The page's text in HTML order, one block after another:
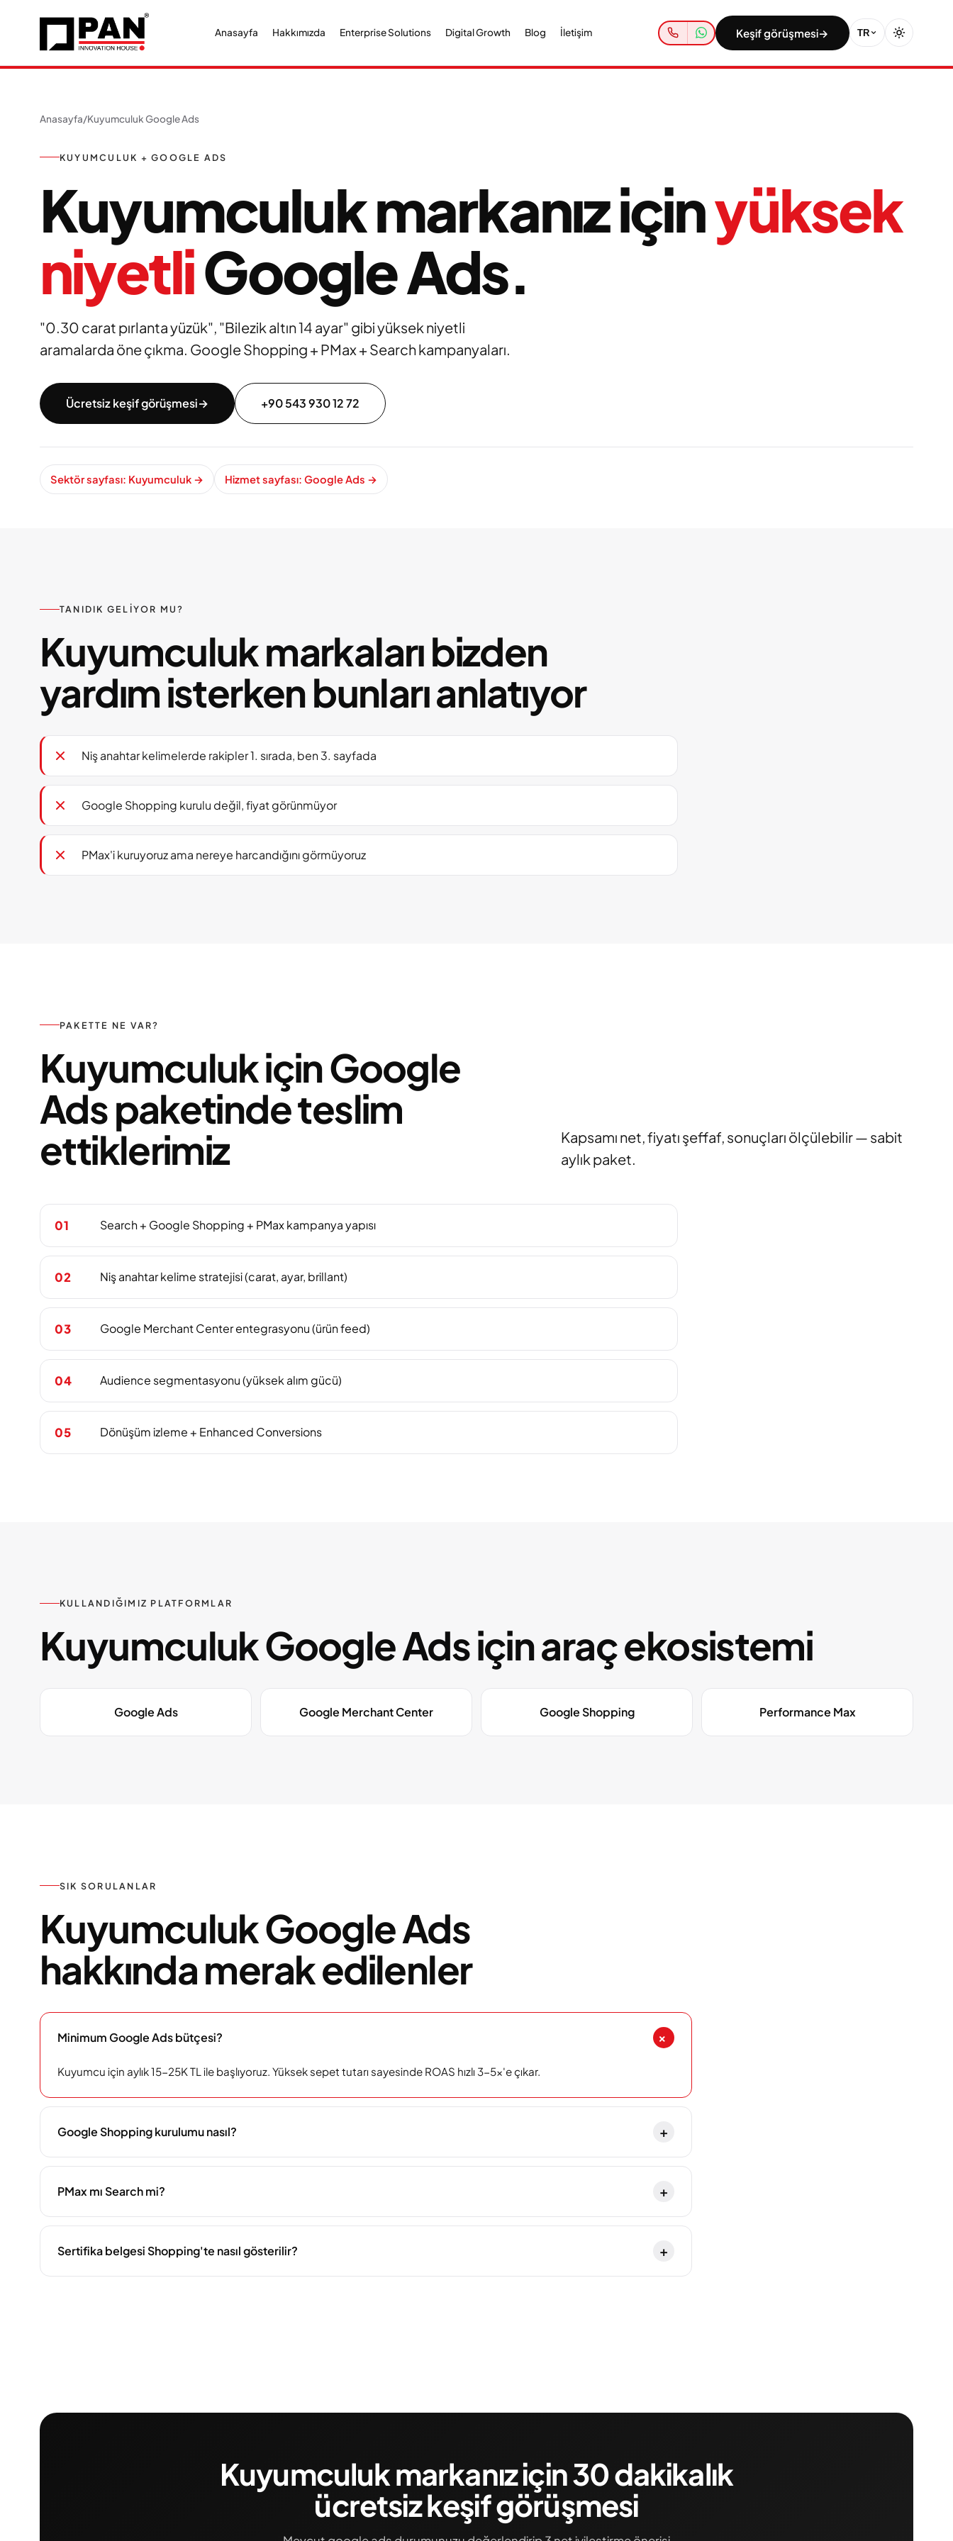
Anasayfa Hakkımızda Enterprise Solutions Digital Growth Blog İletişim Keşif görüşmesi→ TR
Anasayfa/Kuyumculuk Google Ads
KUYUMCULUK + GOOGLE ADS
Kuyumculuk markanız içinyüksek
niyetliGoogle Ads.
"0.30 carat pırlanta yüzük", "Bilezik altın 14 ayar" gibi yüksek niyetli
aramalarda öne çıkma. Google Shopping + PMax + Search kampanyaları.
Ücretsiz keşif görüşmesi→ +90 543 930 12 72
Sektör sayfası: Kuyumculuk → Hizmet sayfası: Google Ads →
TANIDIK GELIYOR MU?
Kuyumculuk markaları bizden
yardım isterken bunları anlatıyor
Niş anahtar kelimelerde rakipler 1. sırada, ben 3. sayfada
Google Shopping kurulu değil, fiyat görünmüyor
PMax'i kuruyoruz ama nereye harcandığını görmüyoruz
PAKETTE NE VAR?
Kuyumculuk için Google
Ads paketinde teslim
ettiklerimiz
Kapsamı net, fiyatı şeffaf, sonuçları ölçülebilir — sabit
aylık paket.
01 Search + Google Shopping + PMax kampanya yapısı
02 Niş anahtar kelime stratejisi (carat, ayar, brillant)
03 Google Merchant Center entegrasyonu (ürün feed)
04 Audience segmentasyonu (yüksek alım gücü)
05 Dönüşüm izleme + Enhanced Conversions
KULLANDIĞIMIZ PLATFORMLAR
Kuyumculuk Google Ads için araç ekosistemi
Google Ads Google Merchant Center Google Shopping Performance Max
SIK SORULANLAR
Kuyumculuk Google Ads
hakkında merak edilenler
Minimum Google Ads bütçesi? +
Kuyumcu için aylık 15-25K TL ile başlıyoruz. Yüksek sepet tutarı sayesinde ROAS hızlı 3-5x'e çıkar.
Google Shopping kurulumu nasıl? +
PMax mı Search mi? +
Sertifika belgesi Shopping'te nasıl gösterilir? +
Kuyumculuk markanız için 30 dakikalık
ücretsiz keşif görüşmesi